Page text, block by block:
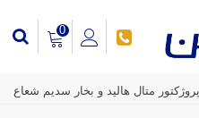
0
پروژکتور متال هالید و بخار سدیم شعاع